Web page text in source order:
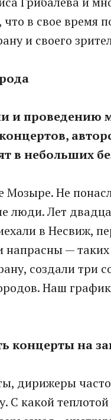
в свое время
и своего
и проведению
в небольших
Мозыре. Не
люди. Лет
в Несвиж,
напрасны —
создали три
Наш
концерты на
дирижеры
С какой